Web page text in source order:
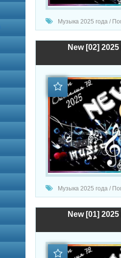
Музыка 2025 года /
New [02]
Музыка 2025 года /
New [01]